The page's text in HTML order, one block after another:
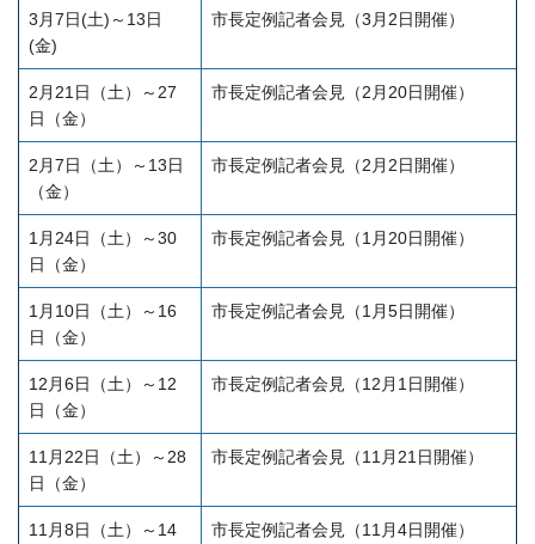
3月7日(土)～13日
(金)
市長定例記者会見（3月2日開催）
2月21日（土）～27
日（金）
市長定例記者会見（2月20日開催）
2月7日（土）～13日
（金）
市長定例記者会見（2月2日開催）
1月24日（土）～30
日（金）
市長定例記者会見（1月20日開催）
1月10日（土）～16
日（金）
市長定例記者会見（1月5日開催）
12月6日（土）～12
日（金）
市長定例記者会見（12月1日開催）
11月22日（土）～28
日（金）
市長定例記者会見（11月21日開催）
11月8日（土）～14
市長定例記者会見（11月4日開催）